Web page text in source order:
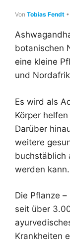
Von Tobias Fendt
botanischen
eine kleine
und
Es wird als
Körper
Darüber
weitere
buchstäblich
werden kann.
Die Pflanze
seit über
Krankheiten